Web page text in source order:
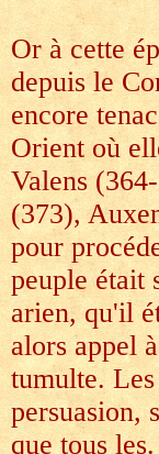
Or à cette
depuis le
encore
Orient où
Valens
(373),
pour
peuple était
arien, qu'il
alors appel
tumulte.
persuasion,
que tous